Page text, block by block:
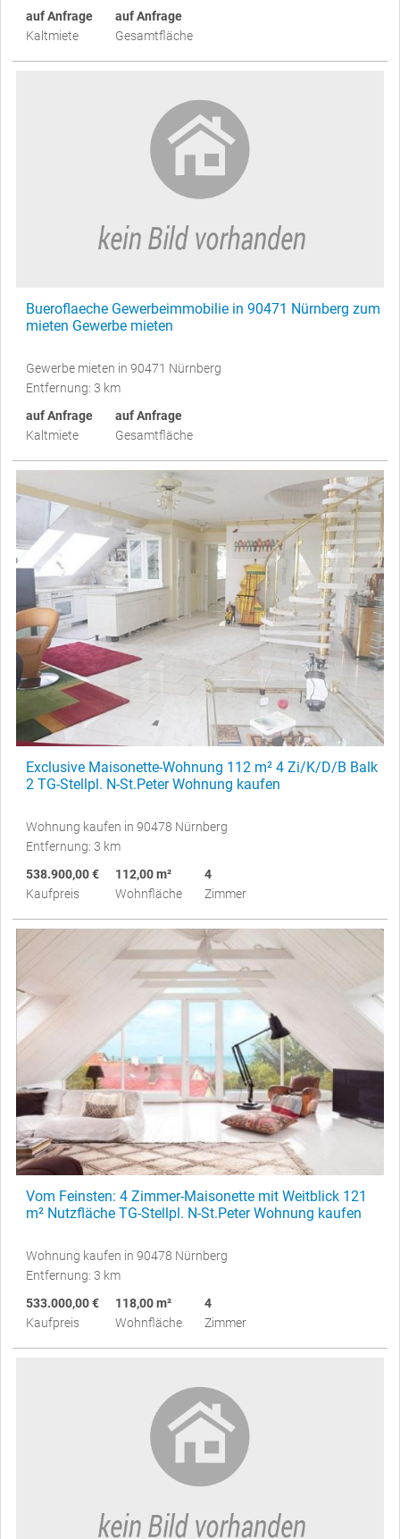
auf Anfrage
Kaltmiete
auf Anfrage
Gesamtfläche
Bueroflaeche Gewerbeimmobilie in 90471 Nürnberg zum
mieten Gewerbe mieten
Gewerbe mieten in 90471 Nürnberg
Entfernung: 3 km
auf Anfrage
Kaltmiete
auf Anfrage
Gesamtfläche
Exclusive Maisonette-Wohnung 112 m² 4 Zi/K/D/B Balk
2 TG-Stellpl. N-St.Peter Wohnung kaufen
Wohnung kaufen in 90478 Nürnberg
Entfernung: 3 km
538.900,00 €
Kaufpreis
112,00 m²
Wohnfläche
4
Zimmer
Vom Feinsten: 4 Zimmer-Maisonette mit Weitblick 121
m² Nutzfläche TG-Stellpl. N-St.Peter Wohnung kaufen
Wohnung kaufen in 90478 Nürnberg
Entfernung: 3 km
533.000,00 €
Kaufpreis
118,00 m²
Wohnfläche
4
Zimmer